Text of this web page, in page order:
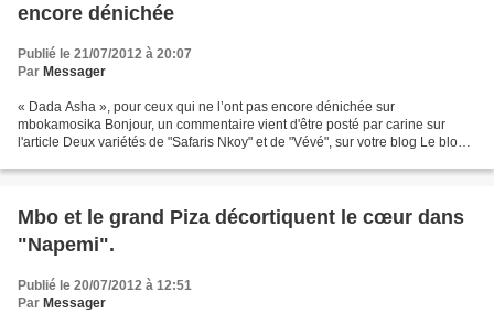
encore dénichée
Publié le 21/07/2012 à 20:07
Par Messager
« Dada Asha », pour ceux qui ne l’ont pas encore dénichée sur
mbokamosika Bonjour, un commentaire vient d'être posté par carine sur
l'article Deux variétés de "Safaris Nkoy" et de "Vévé", sur votre blog Le blog
Mbo et le grand Piza décortiquent le cœur dans
"Napemi".
Publié le 20/07/2012 à 12:51
Par Messager